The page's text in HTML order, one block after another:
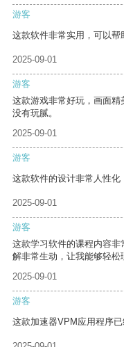
游客
这款软件非常实用，可以帮
2025-09-01
游客
这款游戏非常好玩，画面
没有玩腻。
2025-09-01
游客
这款软件的设计非常人性化
2025-09-01
游客
这款学习软件的课程内容
解非常生动，让我能够轻松
2025-09-01
游客
这款加速器VPM应用程序